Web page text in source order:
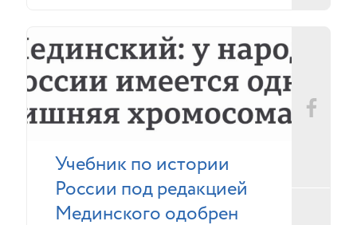
Учебник по истории
России под редакцией
Мединского одобрен